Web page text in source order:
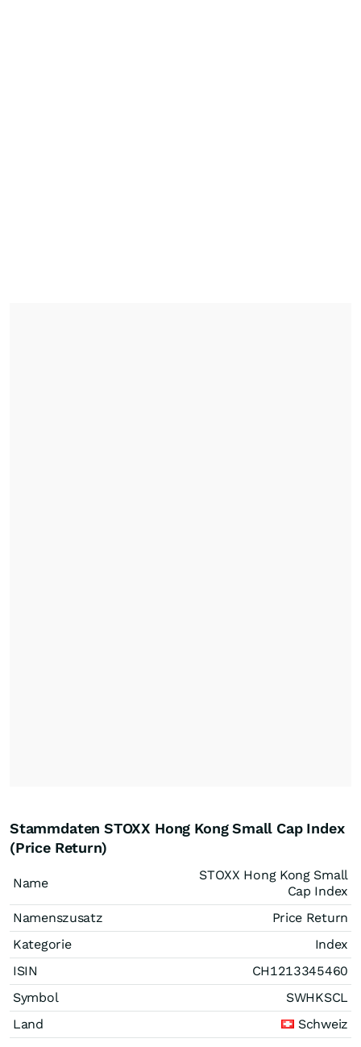
Stammdaten STOXX Hong Kong Small Cap Index
(Price Return)
Name
STOXX Hong Kong Small
Cap Index
Namenszusatz
Price Return
Kategorie
Index
ISIN
CH1213345460
Symbol
SWHKSCL
Land
Schweiz